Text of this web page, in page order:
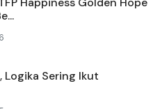
Logika Sering Ikut